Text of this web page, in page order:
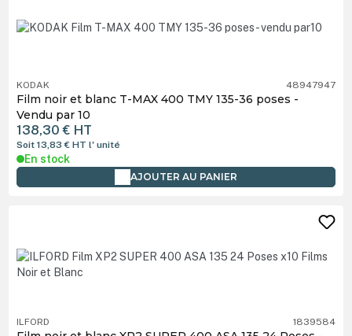
KODAK 48947947
Film noir et blanc T-MAX 400 TMY 135-36 poses -
Vendu par 10
138,30 € HT
Soit 13,83 €HTl' unité
En stock
AJOUTER AU PANIER
ILFORD 1839584